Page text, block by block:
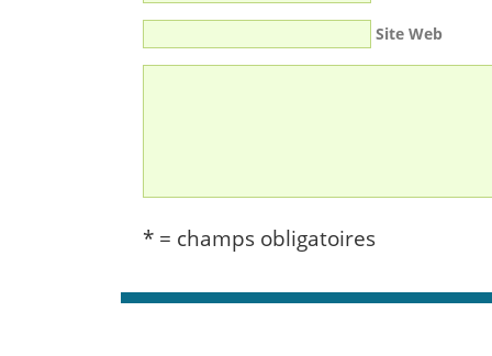
Site Web
* = champs obligatoires